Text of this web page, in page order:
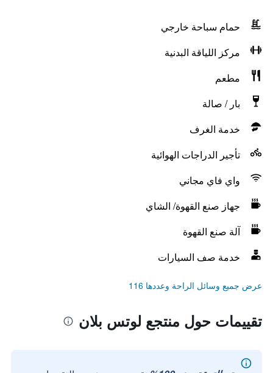
حمام سباحة خارجي
مركز اللياقة البدنية
مطعم
بار / صالة
خدمة الغرف
تأجير الدراجات الهوائية
واي فاي مجاني
جهاز صنع القهوة/ الشاي
آلة صنع القهوة
خدمة صف السيارات
عرض جميع وسائل الراحة وعددها 116
تقييمات حول منتجع لوتس بلان